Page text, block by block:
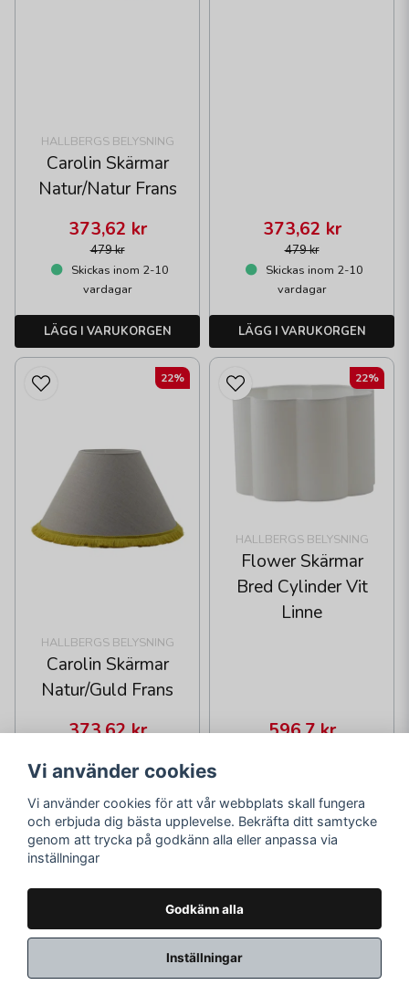
HALLBERGS BELYSNING
Carolin Skärmar
Natur/Natur Frans
479 kr
373,62 kr
Skickas inom 2-10
vardagar
LÄGG I VARUKORGEN
479 kr
373,62 kr
Skickas inom 2-10
vardagar
LÄGG I VARUKORGEN
HALLBERGS BELYSNING
Carolin Skärmar
Natur/Guld Frans
373,62 kr
Skickas inom 2-10
LÄGG I VARUKORGEN
22%
HALLBERGS BELYSNING
Flower Skärmar
Bred Cylinder Vit
Linne
596,7 kr
LÄGG I VARUKORGEN
22%
Vi använder cookies
Vi använder cookies för att vår webbplats skall fungera
och erbjuda dig bästa upplevelse. Bekräfta ditt samtycke
genom att trycka på godkänn alla eller anpassa via
inställningar
Godkänn alla
Inställningar